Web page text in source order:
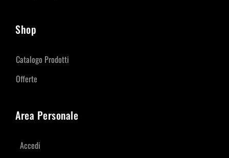
Shop
Catalogo Prodotti
Offerte
Area Personale
Accedi